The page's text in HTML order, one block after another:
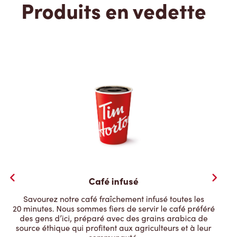
Produits en vedette
Café infusé
Savourez notre café fraîchement infusé toutes les
20 minutes. Nous sommes fiers de servir le café préféré
des gens d’ici, préparé avec des grains arabica de
source éthique qui profitent aux agriculteurs et à leur